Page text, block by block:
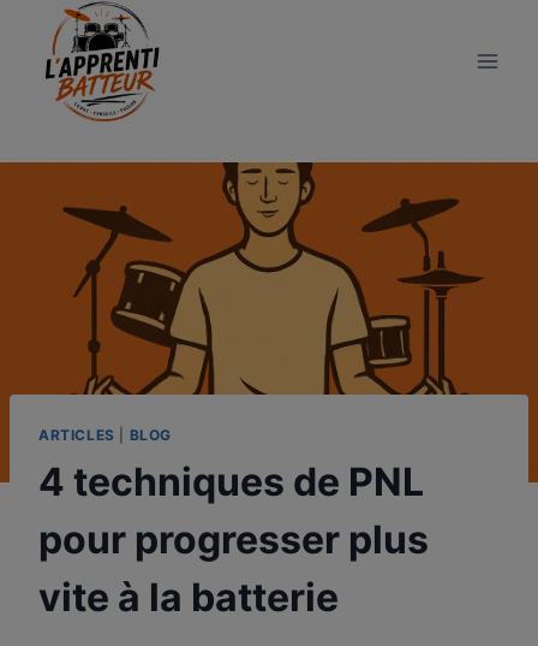
contenu
ARTICLES BLOG
4 techniques de PNL
pour progresser plus
vite à la batterie